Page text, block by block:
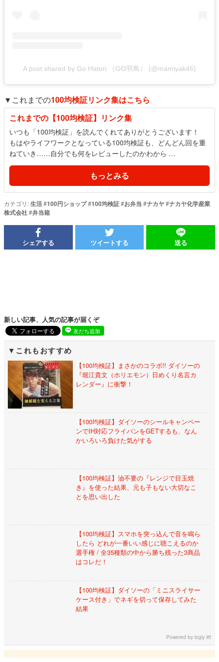
A post shared by Go Hatori （GO羽鳥） (@mamiyak46)
▼これまでの100均検証リンク集はこちら
これまでの【100均検証】リンク集
いつも「100均検証」を読んでくれてありがとうございます！
もはやライフワークとなっている100均検証も、どんどん回を重
ねていき……自分でも何をレビューしたのかわから …
もっとみる
カテゴリ:生活#100円ショップ#100均検証#お弁当 #ナカヤ#ナカヤ化学産業
株式会社#弁当箱
シェアする ツイートする 送る
新しい記事、人気の記事が届くぞ
友だち追加
これもおすすめ
【100均検証】まさかのコラボ!! ダイソーの
『堀江貴文（ホリエモン）日めくり名言カ
レンダー』に衝撃！
【100均検証】ダイソーのシールキャンペー
ンでIH対応フライパンをGETするも、なん
かいろいろ負けた気がする
【100均検証】油不要の『レンジで目玉焼
き』を使った結果、元も子もない大切なこ
とを思い出した
【100均検証】スマホを突っ込んで音を鳴ら
したら どれが一番いい感じに聴こえるのか
選手権 / 全35種類の中から勝ち残った3商品
はコレだ！
【100均検証】ダイソーの「ミニスライサー
ケース付き」でネギを切って保存してみた
結果
Powered bylogly lift